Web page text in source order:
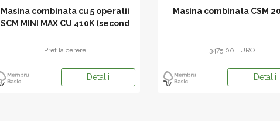
Masina combinata cu 5 operatii
SCM MINI MAX CU 410K (second
Pret la cerere
Detalii
Masina combinata CSM
3475.00 EURO
Detalii